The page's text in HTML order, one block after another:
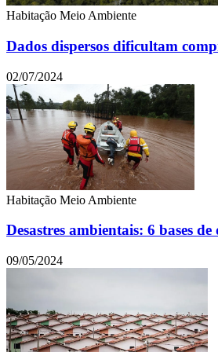
Habitação Meio Ambiente
Dados dispersos dificultam
02/07/2024
Habitação Meio Ambiente
Desastres ambientais: 6 bases
09/05/2024